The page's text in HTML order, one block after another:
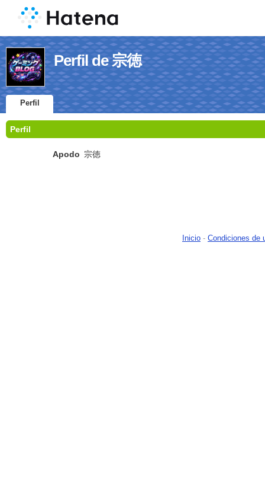
Perfil de 宗徳
Perfil
Perfil
Apodo 宗徳
Inicio - Condiciones de